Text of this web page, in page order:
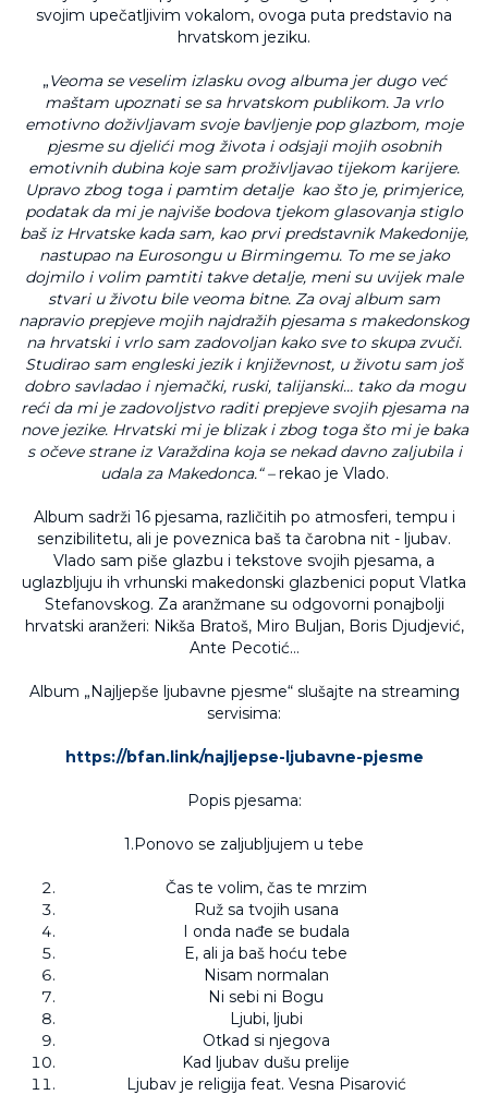
svojim upečatljivim vokalom, ovoga puta predstavio na
hrvatskom jeziku.
„Veoma se veselim izlasku ovog albuma jer dugo već
maštam upoznati se sa hrvatskom publikom. Ja vrlo
emotivno doživljavam svoje bavljenje pop glazbom, moje
pjesme su djelići mog života i odsjaji mojih osobnih
emotivnih dubina koje sam proživljavao tijekom karijere.
Upravo zbog toga i pamtim detalje kao što je, primjerice,
podatak da mi je najviše bodova tjekom glasovanja stiglo
baš iz Hrvatske kada sam, kao prvi predstavnik Makedonije,
nastupao na Eurosongu u Birmingemu. To me se jako
dojmilo i volim pamtiti takve detalje, meni su uvijek male
stvari u životu bile veoma bitne. Za ovaj album sam
napravio prepjeve mojih najdražih pjesama s makedonskog
na hrvatski i vrlo sam zadovoljan kako sve to skupa zvuči.
Studirao sam engleski jezik i književnost, u životu sam još
dobro savladao i njemački, ruski, talijanski… tako da mogu
reći da mi je zadovoljstvo raditi prepjeve svojih pjesama na
nove jezike. Hrvatski mi je blizak i zbog toga što mi je baka
s očeve strane iz Varaždina koja se nekad davno zaljubila i
udala za Makedonca.“ –rekao je Vlado.
Album sadrži 16 pjesama, različitih po atmosferi, tempu i
senzibilitetu, ali je poveznica baš ta čarobna nit - ljubav.
Vlado sam piše glazbu i tekstove svojih pjesama, a
uglazbljuju ih vrhunski makedonski glazbenici poput Vlatka
Stefanovskog. Za aranžmane su odgovorni ponajbolji
hrvatski aranžeri: Nikša Bratoš, Miro Buljan, Boris Djudjević,
Ante Pecotić…
Album „Najljepše ljubavne pjesme“ slušajte na streaming
servisima:
https://bfan.link/najljepse-ljubavne-pjesme
Popis pjesama:
1.Ponovo se zaljubljujem u tebe
Čas te volim, čas te mrzim
Ruž sa tvojih usana
I onda nađe se budala
E, ali ja baš hoću tebe
Nisam normalan
Ni sebi ni Bogu
Ljubi, ljubi
Otkad si njegova
Kad ljubav dušu prelije
Ljubav je religija feat. Vesna Pisarović